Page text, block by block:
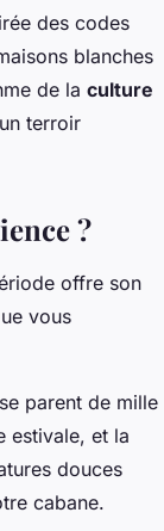
des codes
blanches
de la culture
terroir
?
offre son
vous
parent de mille
estivale, et la
douces
cabane.